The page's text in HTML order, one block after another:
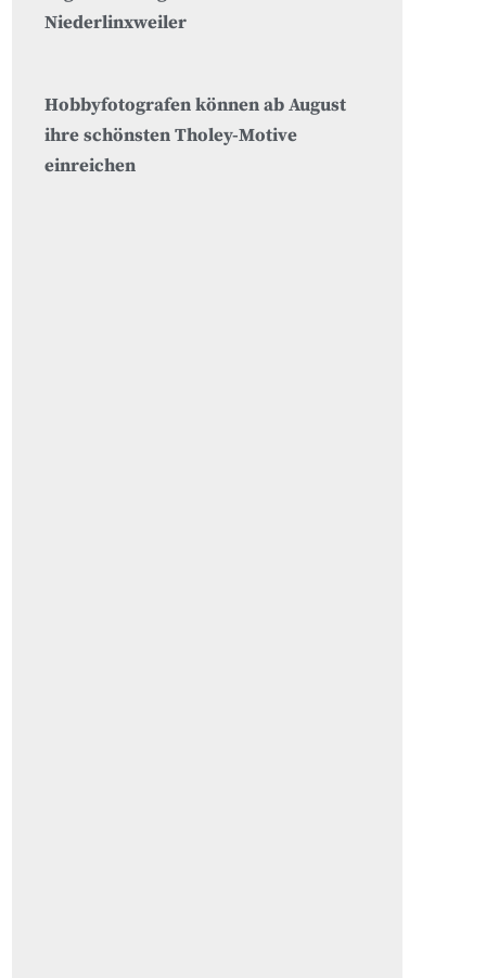
Niederlinxweiler
Hobbyfotografen können ab August
ihre schönsten Tholey-Motive
einreichen